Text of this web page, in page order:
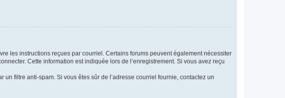
les instructions reçues par courriel. Certains forums peuvent également nécessiter
Cette information est indiquée lors de l’enregistrement. Si vous avez reçu
filtre anti-spam. Si vous êtes sûr de l’adresse courriel fournie, contactez un